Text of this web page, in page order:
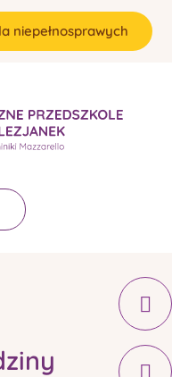
niepełnosprawych